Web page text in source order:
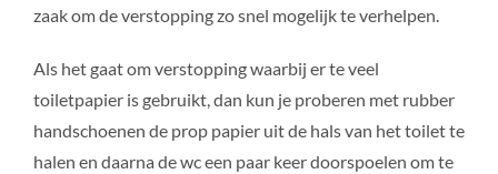
zaak om de verstopping zo snel mogelijk te verhelpen.
Als het gaat om verstopping waarbij er te veel
toiletpapier is gebruikt, dan kun je proberen met rubber
handschoenen de prop papier uit de hals van het toilet te
halen en daarna de wc een paar keer doorspoelen om te